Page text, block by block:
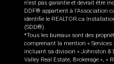
n'est pas garantie et devrait être
DDF® appartient à l'Association
identifie le REALTOR.ca
(SDD®).
*Tous les bureaux sont des
comprenant la mention «
incluant sa division « Johnston &
Valley Real Estate, Brokerage », «